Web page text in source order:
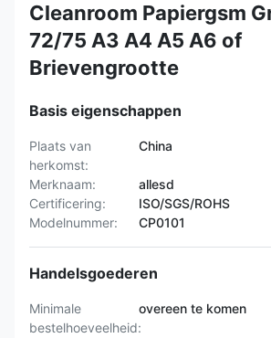
Cleanroom Papiergsm
72/75 A3 A4 A5 A6 of
Brievengrootte
Basis eigenschappen
Plaats van
herkomst:
China
Merknaam:
allesd
Certificering:
ISO/SGS/ROHS
Modelnummer:
CP0101
Handelsgoederen
Minimale
bestelhoeveelheid:
overeen te komen